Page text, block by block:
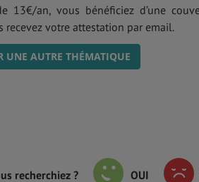
13€/an, vous bénéficiez d’une
votre attestation par email.
UNE AUTRE THÉMATIQUE
recherchiez ? OUI